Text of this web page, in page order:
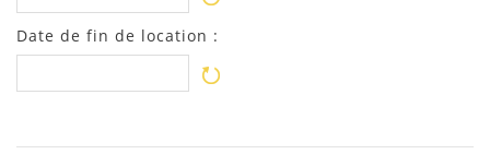
Date de fin de location :